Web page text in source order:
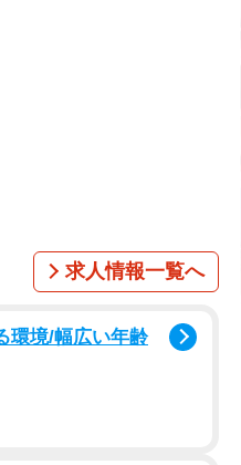
求人情報一覧へ
環境/幅広い年齢